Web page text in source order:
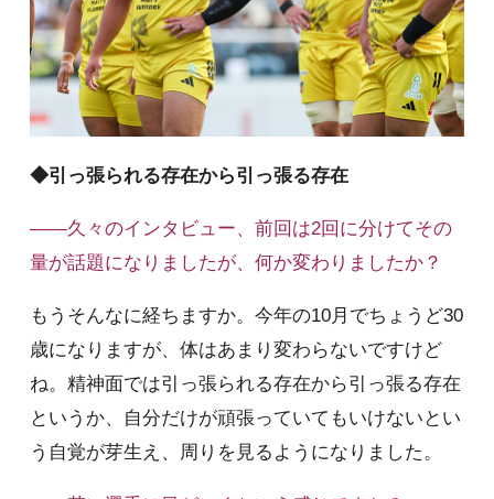
◆引っ張られる存在から引っ張る存在
――久々のインタビュー、前回は2回に分けてその
量が話題になりましたが、何か変わりましたか？
もうそんなに経ちますか。今年の10月でちょうど30
歳になりますが、体はあまり変わらないですけど
ね。精神面では引っ張られる存在から引っ張る存在
というか、自分だけが頑張っていてもいけないとい
う自覚が芽生え、周りを見るようになりました。